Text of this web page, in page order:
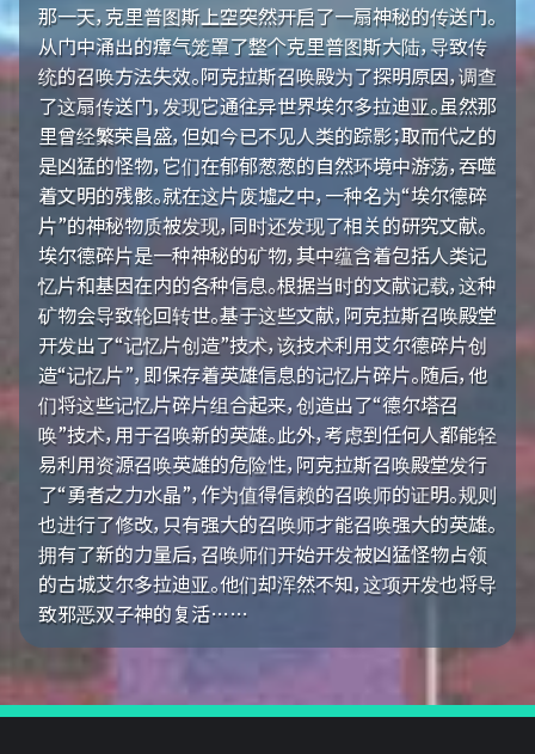
那一天，克里普图斯上空突然开启了一扇神秘的传送门。
从门中涌出的瘴气笼罩了整个克里普图斯大陆，导致传
统的召唤方法失效。阿克拉斯召唤殿为了探明原因，调查
了这扇传送门，发现它通往异世界埃尔多拉迪亚。虽然那
里曾经繁荣昌盛，但如今已不见人类的踪影；取而代之的
是凶猛的怪物，它们在郁郁葱葱的自然环境中游荡，吞噬
着文明的残骸。就在这片废墟之中，一种名为“埃尔德碎
片”的神秘物质被发现，同时还发现了相关的研究文献。
埃尔德碎片是一种神秘的矿物，其中蕴含着包括人类记
忆片和基因在内的各种信息。根据当时的文献记载，这种
矿物会导致轮回转世。基于这些文献，阿克拉斯召唤殿堂
开发出了“记忆片创造”技术，该技术利用艾尔德碎片创
造“记忆片”，即保存着英雄信息的记忆片碎片。随后，他
们将这些记忆片碎片组合起来，创造出了“德尔塔召
唤”技术，用于召唤新的英雄。此外，考虑到任何人都能轻
易利用资源召唤英雄的危险性，阿克拉斯召唤殿堂发行
了“勇者之力水晶”，作为值得信赖的召唤师的证明。规则
也进行了修改，只有强大的召唤师才能召唤强大的英雄。
拥有了新的力量后，召唤师们开始开发被凶猛怪物占领
的古城艾尔多拉迪亚。他们却浑然不知，这项开发也将导
致邪恶双子神的复活……